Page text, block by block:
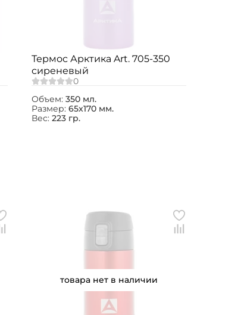
Термос Арктика Art. 705-350
сиреневый
Объем: 350 мл.
Размер: 65x170 мм.
Вес: 223 гр.
товара нет в наличии